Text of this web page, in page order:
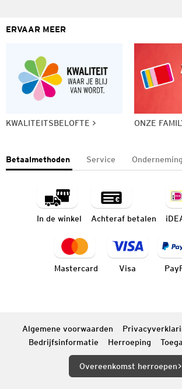
ERVAAR MEER
KWALITEITSBELOFTE ONZE
Betaalmethoden Service Onderneming
In de winkel Achteraf betalen
Mastercard Visa
Algemene voorwaarden
Bedrijfsinformatie
Herroeping
Overeenkomst herroepen